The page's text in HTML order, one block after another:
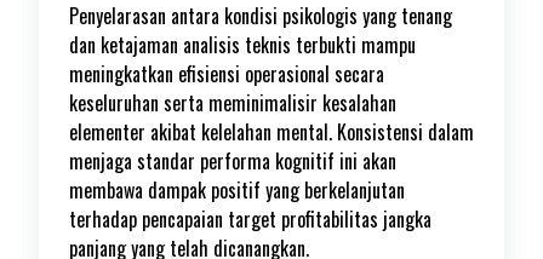
Penyelarasan antara kondisi psikologis yang tenang
dan ketajaman analisis teknis terbukti mampu
meningkatkan efisiensi operasional secara
keseluruhan serta meminimalisir kesalahan
elementer akibat kelelahan mental. Konsistensi dalam
menjaga standar performa kognitif ini akan
membawa dampak positif yang berkelanjutan
terhadap pencapaian target profitabilitas jangka
panjang yang telah dicanangkan.